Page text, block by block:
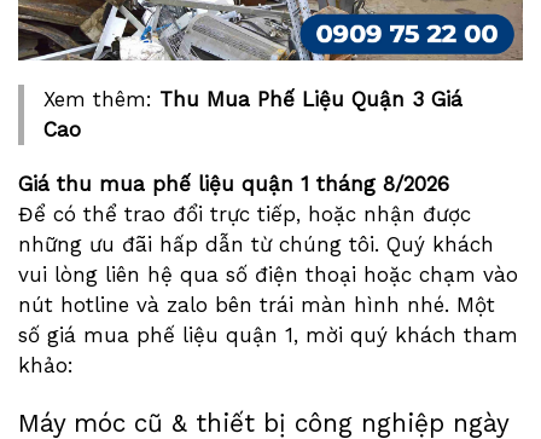
Xem thêm: Thu Mua Phế Liệu Quận 3 Giá
Cao
Giá thu mua phế liệu quận 1 tháng 8/2026
Để có thể trao đổi trực tiếp, hoặc nhận được
những ưu đãi hấp dẫn từ chúng tôi. Quý khách
vui lòng liên hệ qua số điện thoại hoặc chạm vào
nút hotline và zalo bên trái màn hình nhé. Một
số giá mua phế liệu quận 1, mời quý khách tham
khảo:
Máy móc cũ & thiết bị công nghiệp ngày